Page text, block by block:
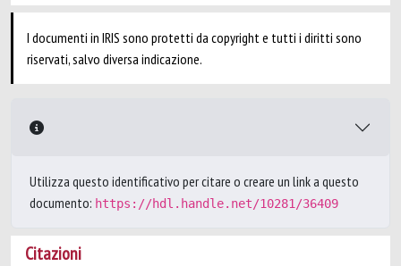
I documenti in IRIS sono protetti da copyright e tutti i diritti sono
riservati, salvo diversa indicazione.
Utilizza questo identificativo per citare o creare un link a questo
documento: https://hdl.handle.net/10281/36409
Citazioni